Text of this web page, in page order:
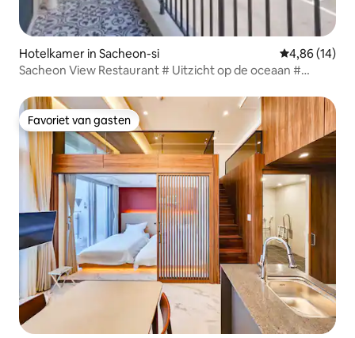
Hotelkamer in Sacheon-si Gemiddelde
4,86 (14)
Sacheon View Restaurant # Uitzicht op de oceaan #
Favoriet van gasten
Favoriet van gasten